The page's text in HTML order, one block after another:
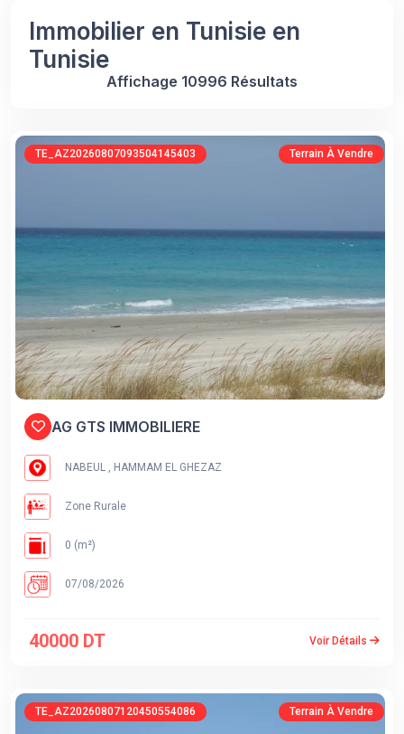
Immobilier en Tunisie en
Tunisie
Affichage 10996 Résultats
TE_AZ20260807093504145403 Terrain À Vendre
AG GTS IMMOBILIERE
NABEUL , HAMMAM EL GHEZAZ
Zone Rurale
0 (m²)
07/08/2026
40000 DT Voir Détails
TE_AZ20260807120450554086 Terrain À Vendre